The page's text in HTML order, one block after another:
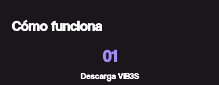
Cómo funciona
01
Descarga VIB3S